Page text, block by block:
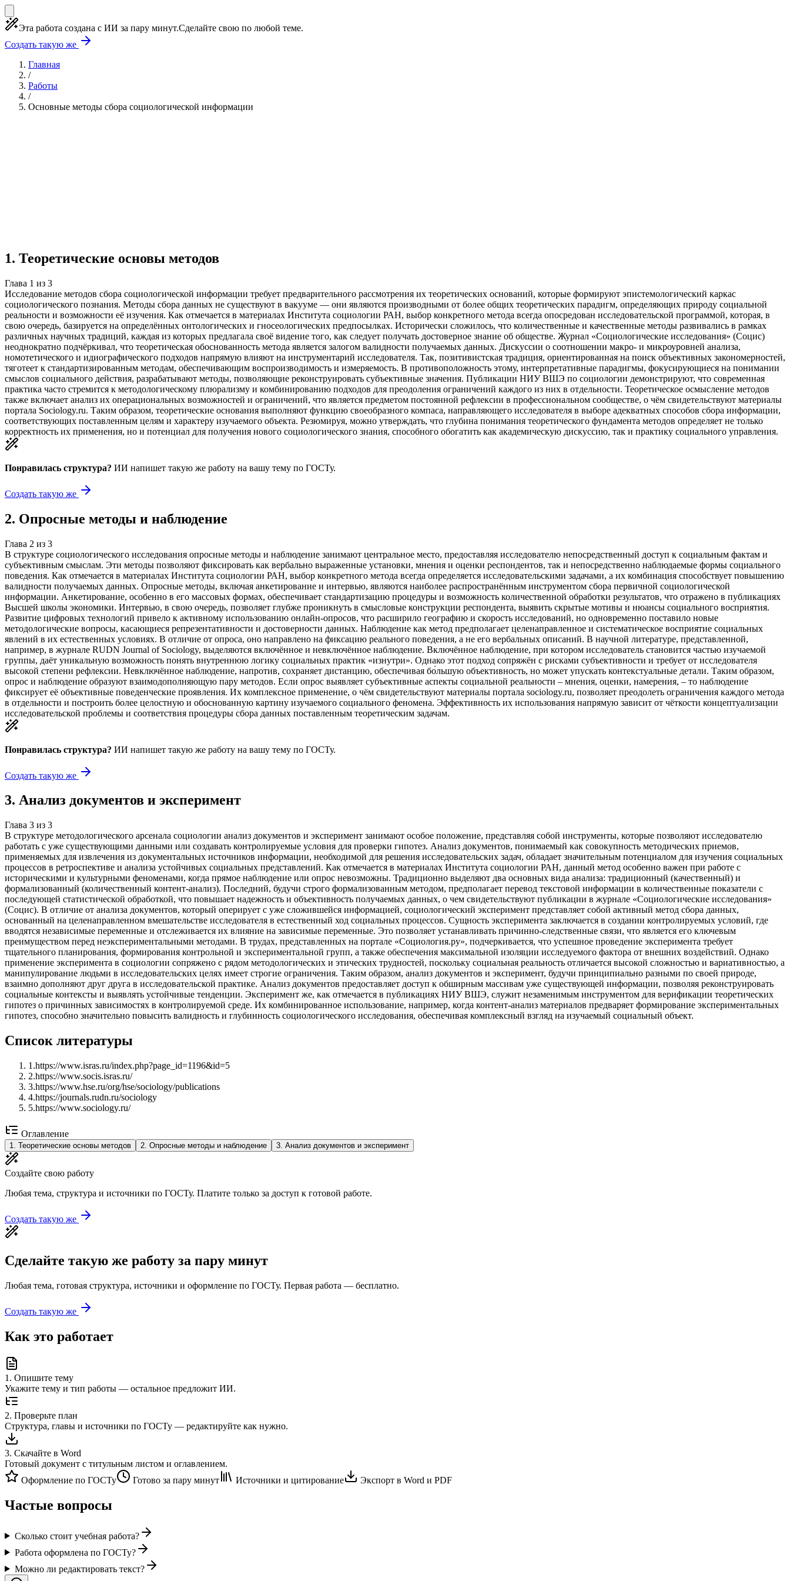
Эта работа создана с ИИ за пару минут.Сделайте свою по любой теме.
Создать такую же
Главная
/
Работы
/
Основные методы сбора социологической информации
1. Теоретические основы методов
Глава 1 из 3
Исследование методов сбора социологической информации требует предварительного рассмотрения их теоретических оснований, которые формируют эпистемологический каркас
социологического познания. Методы сбора данных не существуют в вакууме — они являются производными от более общих теоретических парадигм, определяющих природу социальной
реальности и возможности её изучения. Как отмечается в материалах Института социологии РАН, выбор конкретного метода всегда опосредован исследовательской программой, которая, в
свою очередь, базируется на определённых онтологических и гносеологических предпосылках. Исторически сложилось, что количественные и качественные методы развивались в рамках
различных научных традиций, каждая из которых предлагала своё видение того, как следует получать достоверное знание об обществе. Журнал «Социологические исследования» (Социс)
неоднократно подчёркивал, что теоретическая обоснованность метода является залогом валидности получаемых данных. Дискуссии о соотношении макро- и микроуровней анализа,
номотетического и идиографического подходов напрямую влияют на инструментарий исследователя. Так, позитивистская традиция, ориентированная на поиск объективных закономерностей,
тяготеет к стандартизированным методам, обеспечивающим воспроизводимость и измеряемость. В противоположность этому, интерпретативные парадигмы, фокусирующиеся на понимании
смыслов социального действия, разрабатывают методы, позволяющие реконструировать субъективные значения. Публикации НИУ ВШЭ по социологии демонстрируют, что современная
практика часто стремится к методологическому плюрализму и комбинированию подходов для преодоления ограничений каждого из них в отдельности. Теоретическое осмысление методов
также включает анализ их операциональных возможностей и ограничений, что является предметом постоянной рефлексии в профессиональном сообществе, о чём свидетельствуют материалы
портала Sociology.ru. Таким образом, теоретические основания выполняют функцию своеобразного компаса, направляющего исследователя в выборе адекватных способов сбора информации,
соответствующих поставленным целям и характеру изучаемого объекта. Резюмируя, можно утверждать, что глубина понимания теоретического фундамента методов определяет не только
корректность их применения, но и потенциал для получения нового социологического знания, способного обогатить как академическую дискуссию, так и практику социального управления.
Понравилась структура? ИИ напишет такую же работу на вашу тему по ГОСТу.
Создать такую же
2. Опросные методы и наблюдение
Глава 2 из 3
В структуре социологического исследования опросные методы и наблюдение занимают центральное место, предоставляя исследователю непосредственный доступ к социальным фактам и
субъективным смыслам. Эти методы позволяют фиксировать как вербально выраженные установки, мнения и оценки респондентов, так и непосредственно наблюдаемые формы социального
поведения. Как отмечается в материалах Института социологии РАН, выбор конкретного метода всегда определяется исследовательскими задачами, а их комбинация способствует повышению
валидности получаемых данных. Опросные методы, включая анкетирование и интервью, являются наиболее распространённым инструментом сбора первичной социологической
информации. Анкетирование, особенно в его массовых формах, обеспечивает стандартизацию процедуры и возможность количественной обработки результатов, что отражено в публикациях
Высшей школы экономики. Интервью, в свою очередь, позволяет глубже проникнуть в смысловые конструкции респондента, выявить скрытые мотивы и нюансы социального восприятия.
Развитие цифровых технологий привело к активному использованию онлайн-опросов, что расширило географию и скорость исследований, но одновременно поставило новые
методологические вопросы, касающиеся репрезентативности и достоверности данных. Наблюдение как метод предполагает целенаправленное и систематическое восприятие социальных
явлений в их естественных условиях. В отличие от опроса, оно направлено на фиксацию реального поведения, а не его вербальных описаний. В научной литературе, представленной,
например, в журнале RUDN Journal of Sociology, выделяются включённое и невключённое наблюдение. Включённое наблюдение, при котором исследователь становится частью изучаемой
группы, даёт уникальную возможность понять внутреннюю логику социальных практик «изнутри». Однако этот подход сопряжён с рисками субъективности и требует от исследователя
высокой степени рефлексии. Невключённое наблюдение, напротив, сохраняет дистанцию, обеспечивая бо́льшую объективность, но может упускать контекстуальные детали. Таким образом,
опрос и наблюдение образуют взаимодополняющую пару методов. Если опрос выявляет субъективные аспекты социальной реальности – мнения, оценки, намерения, – то наблюдение
фиксирует её объективные поведенческие проявления. Их комплексное применение, о чём свидетельствуют материалы портала sociology.ru, позволяет преодолеть ограничения каждого метода
в отдельности и построить более целостную и обоснованную картину изучаемого социального феномена. Эффективность их использования напрямую зависит от чёткости концептуализации
исследовательской проблемы и соответствия процедуры сбора данных поставленным теоретическим задачам.
Понравилась структура? ИИ напишет такую же работу на вашу тему по ГОСТу.
Создать такую же
3. Анализ документов и эксперимент
Глава 3 из 3
В структуре методологического арсенала социологии анализ документов и эксперимент занимают особое положение, представляя собой инструменты, которые позволяют исследователю
работать с уже существующими данными или создавать контролируемые условия для проверки гипотез. Анализ документов, понимаемый как совокупность методических приемов,
применяемых для извлечения из документальных источников информации, необходимой для решения исследовательских задач, обладает значительным потенциалом для изучения социальных
процессов в ретроспективе и анализа устойчивых социальных представлений. Как отмечается в материалах Института социологии РАН, данный метод особенно важен при работе с
историческими и культурными феноменами, когда прямое наблюдение или опрос невозможны. Традиционно выделяют два основных вида анализа: традиционный (качественный) и
формализованный (количественный контент-анализ). Последний, будучи строго формализованным методом, предполагает перевод текстовой информации в количественные показатели с
последующей статистической обработкой, что повышает надежность и объективность получаемых данных, о чем свидетельствуют публикации в журнале «Социологические исследования»
(Социс). В отличие от анализа документов, который оперирует с уже сложившейся информацией, социологический эксперимент представляет собой активный метод сбора данных,
основанный на целенаправленном вмешательстве исследователя в естественный ход социальных процессов. Сущность эксперимента заключается в создании контролируемых условий, где
вводятся независимые переменные и отслеживается их влияние на зависимые переменные. Это позволяет устанавливать причинно-следственные связи, что является его ключевым
преимуществом перед неэкспериментальными методами. В трудах, представленных на портале «Социология.ру», подчеркивается, что успешное проведение эксперимента требует
тщательного планирования, формирования контрольной и экспериментальной групп, а также обеспечения максимальной изоляции исследуемого фактора от внешних воздействий. Однако
применение эксперимента в социологии сопряжено с рядом методологических и этических трудностей, поскольку социальная реальность отличается высокой сложностью и вариативностью, а
манипулирование людьми в исследовательских целях имеет строгие ограничения. Таким образом, анализ документов и эксперимент, будучи принципиально разными по своей природе,
взаимно дополняют друг друга в исследовательской практике. Анализ документов предоставляет доступ к обширным массивам уже существующей информации, позволяя реконструировать
социальные контексты и выявлять устойчивые тенденции. Эксперимент же, как отмечается в публикациях НИУ ВШЭ, служит незаменимым инструментом для верификации теоретических
гипотез о причинных зависимостях в контролируемой среде. Их комбинированное использование, например, когда контент-анализ материалов предваряет формирование экспериментальных
гипотез, способно значительно повысить валидность и глубинность социологического исследования, обеспечивая комплексный взгляд на изучаемый социальный объект.
Список литературы
1 .https://www.isras.ru/index.php?page_id=1196&id=5
2.https://www.socis.isras.ru/
3.https://www.hse.ru/org/hse/sociology/publications
4.https://journals.rudn.ru/sociology
5.https://www.sociology.ru/
Оглавление
1. Теоретические основы методов 2. Опросные методы и наблюдение 3. Анализ документов и эксперимент
Создайте свою работу
Любая тема, структура и источники по ГОСТу. Платите только за доступ к готовой работе.
Создать такую же
Сделайте такую же работу за пару минут
Любая тема, готовая структура, источники и оформление по ГОСТу. Первая работа — бесплатно.
Создать такую же
Как это работает
1 . Опишите тему
Укажите тему и тип работы — остальное предложит ИИ.
2. Проверьте план
Структура, главы и источники по ГОСТу — редактируйте как нужно.
3. Скачайте в Word
Готовый документ с титульным листом и оглавлением.
Оформление по ГОСТу
Готово за пару минут Источники и цитирование Экспорт в Word и PDF
Частые вопросы
Сколько стоит учебная работа?
Работа оформлена по ГОСТу?
Можно ли редактировать текст?